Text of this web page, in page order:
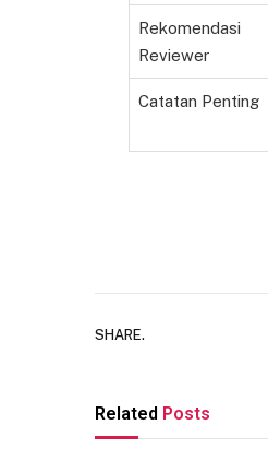
Rekomendasi
Reviewer
Catatan Penting
SHARE.
Related Posts